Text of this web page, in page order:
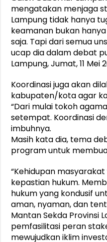
mengatakan menjaga
Lampung tidak hanya
keamanan bukan
saja. Tapi dari semua
ucap dia dalam debat
Lampung, Jumat, 11 Mei
Koordinasi juga akan
kabupaten/kota agar
“Dari mulai tokoh
setempat. Koordinasi
imbuhnya.
Masih kata dia, tema
program untuk
“Kehidupan
kepastian hukum.
hukum yang kondusif
aman, nyaman, dan
Mantan Sekda Provinsi
pemfasilitasi peran
mewujudkan iklim